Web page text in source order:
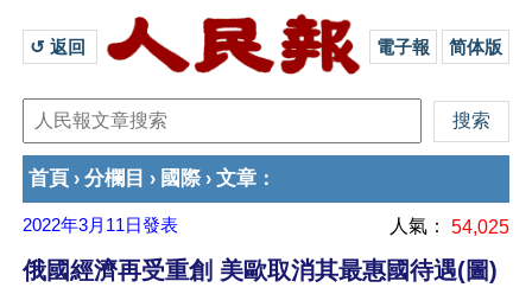
↺ 返回 電子報 简体版
首頁 › 分欄目 › 國際› 文章 ：
2022年3月11日發表 人氣： 54,025
俄國經濟再受重創 美歐取消其最惠國待遇(圖)